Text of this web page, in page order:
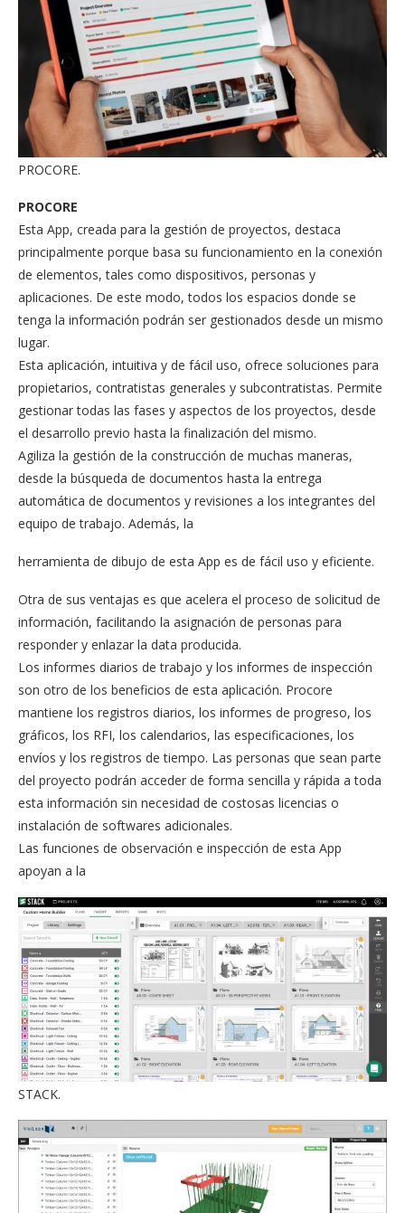
PROCORE.
PROCORE
Esta App, creada para la gestión de proyectos, destaca
principalmente porque basa su funcionamiento en la conexión
de elementos, tales como dispositivos, personas y
aplicaciones. De este modo, todos los espacios donde se
tenga la información podrán ser gestionados desde un mismo
lugar.
Esta aplicación, intuitiva y de fácil uso, ofrece soluciones para
propietarios, contratistas generales y subcontratistas. Permite
gestionar todas las fases y aspectos de los proyectos, desde
el desarrollo previo hasta la finalización del mismo.
Agiliza la gestión de la construcción de muchas maneras,
desde la búsqueda de documentos hasta la entrega
automática de documentos y revisiones a los integrantes del
equipo de trabajo. Además, la
herramienta de dibujo de esta App es de fácil uso y eficiente.
Otra de sus ventajas es que acelera el proceso de solicitud de
información, facilitando la asignación de personas para
responder y enlazar la data producida.
Los informes diarios de trabajo y los informes de inspección
son otro de los beneficios de esta aplicación. Procore
mantiene los registros diarios, los informes de progreso, los
gráficos, los RFI, los calendarios, las especificaciones, los
envíos y los registros de tiempo. Las personas que sean parte
del proyecto podrán acceder de forma sencilla y rápida a toda
esta información sin necesidad de costosas licencias o
instalación de softwares adicionales.
Las funciones de observación e inspección de esta App
apoyan a la
STACK.